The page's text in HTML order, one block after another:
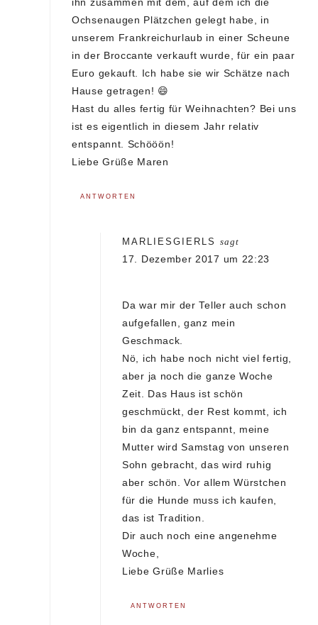
ihn zusammen mit dem, auf dem ich die
Ochsenaugen Plätzchen gelegt habe, in
unserem Frankreichurlaub in einer Scheune
in der Broccante verkauft wurde, für ein paar
Euro gekauft. Ich habe sie wir Schätze nach
Hause getragen! 😄
Hast du alles fertig für Weihnachten? Bei uns
ist es eigentlich in diesem Jahr relativ
entspannt. Schööön!
Liebe Grüße Maren
ANTWORTEN
MARLIESGIERLS sagt
17. Dezember 2017 um 22:23
Da war mir der Teller auch schon
aufgefallen, ganz mein
Geschmack.
Nö, ich habe noch nicht viel fertig,
aber ja noch die ganze Woche
Zeit. Das Haus ist schön
geschmückt, der Rest kommt, ich
bin da ganz entspannt, meine
Mutter wird Samstag von unseren
Sohn gebracht, das wird ruhig
aber schön. Vor allem Würstchen
für die Hunde muss ich kaufen,
das ist Tradition.
Dir auch noch eine angenehme
Woche,
Liebe Grüße Marlies
ANTWORTEN